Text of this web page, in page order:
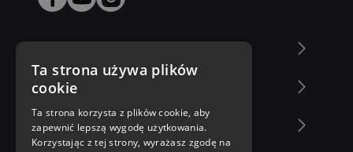
Zakupy u nas
Nasza oferta
Ta strona używa plików
cookie
Ta strona korzysta z plików cookie, aby
zapewnić lepszą wygodę użytkowania.
Korzystając z tej strony, wyrażasz zgodę na